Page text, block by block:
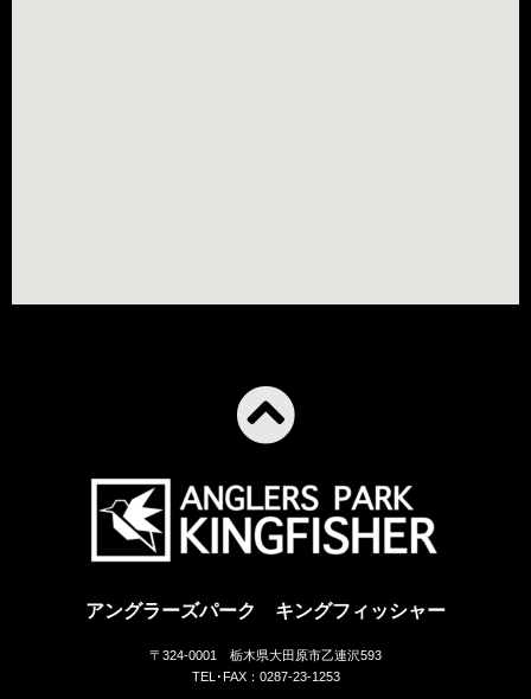
アングラーズパーク キングフィッシャー
〒324-0001 栃木県大田原市乙連沢593
TEL･FAX：0287-23-1253